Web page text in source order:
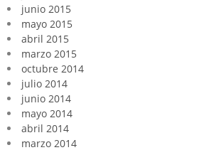
junio 2015
mayo 2015
abril 2015
marzo 2015
octubre 2014
julio 2014
junio 2014
mayo 2014
abril 2014
marzo 2014